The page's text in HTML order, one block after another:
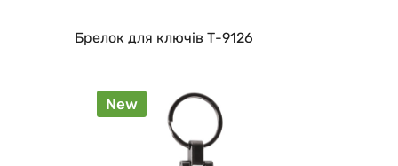
Брелок для ключів Т-9126
New